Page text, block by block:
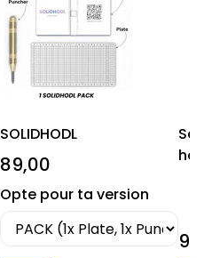
SOLIDHODL
89,00
Opte pour ta version